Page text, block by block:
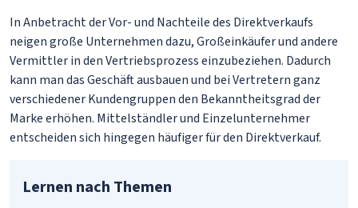
In Anbetracht der Vor- und Nachteile des Direktverkaufs
neigen große Unternehmen dazu, Großeinkäufer und andere
Vermittler in den Vertriebsprozess einzubeziehen. Dadurch
kann man das Geschäft ausbauen und bei Vertretern ganz
verschiedener Kundengruppen den Bekanntheitsgrad der
Marke erhöhen. Mittelständler und Einzelunternehmer
entscheiden sich hingegen häufiger für den Direktverkauf.
Lernen nach Themen